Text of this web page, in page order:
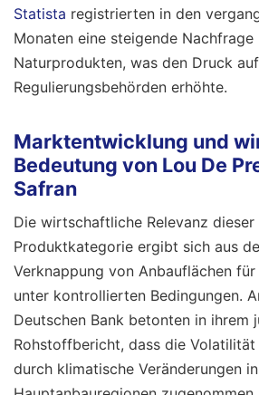
Statista registrierten in den
Monaten eine steigende
Naturprodukten, was den Druck
Regulierungsbehörden erhöhte.
Marktentwicklung und
Bedeutung von Lou De
Safran
Die wirtschaftliche Relevanz dieser
Produktkategorie ergibt sich aus
Verknappung von Anbauflächen
unter kontrollierten Bedingungen.
Deutschen Bank betonten in ihrem
Rohstoffbericht, dass die
durch klimatische Veränderungen